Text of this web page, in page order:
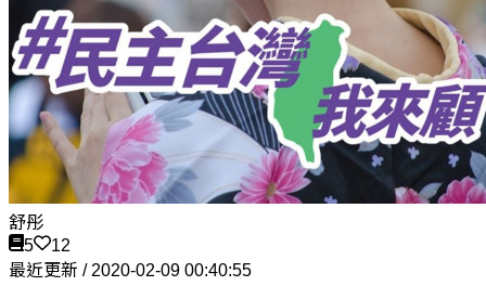
舒彤
5
12
最近更新 / 2020-02-09 00:40:55